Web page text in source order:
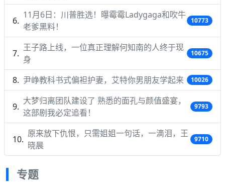
11月6日：川普胜选！曝霉霉Ladygaga和吹牛
老爹黑料！
10773
王子路上线，一位真正理解何知南的人终于现
身
10675
尹峥教科书式偏袒护妻，艾特你男朋友学起来 10026
大梦归离团队建设了 熟悉的面孔与颜值盛宴，
这部剧我必定追看！
9793
原来放下仇恨，只需姐姐一句话，一滴泪，王
晓晨
9710
专题